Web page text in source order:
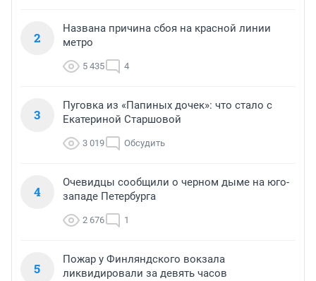
2
Названа причина сбоя на красной линии
метро
5 435 4
3
Пуговка из «Папиных дочек»: что стало с
Екатериной Старшовой
3 019 Обсудить
4
Очевидцы сообщили о черном дыме на юго-
западе Петербурга
2 676 1
5
Пожар у Финляндского вокзала
ликвидировали за девять часов